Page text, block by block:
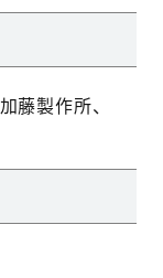
藤製作所、